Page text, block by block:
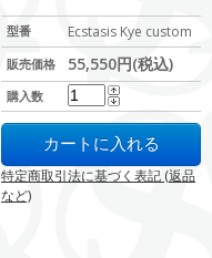
型番 Ecstasis Kye custom
販売価格 55,550円(税込)
購入数
特定商取引法に基づく表記 (返品
など)